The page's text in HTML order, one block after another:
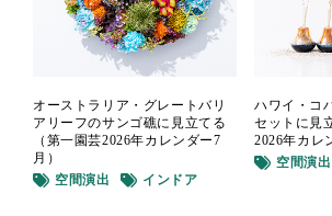
オーストラリア・グレートバリ
アリーフのサンゴ礁に見立てる
（第一園芸2026年カレンダー7
月）
空間演出
インドア
ハワイ・コ
セットに見
2026年カレ
空間演出